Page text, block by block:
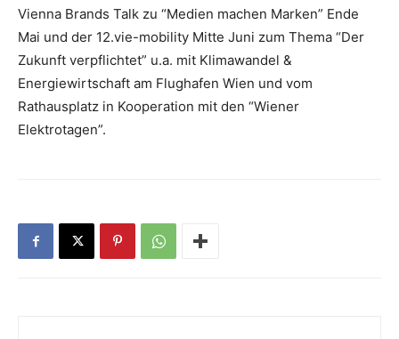
Vienna Brands Talk zu “Medien machen Marken” Ende
Mai und der 12.vie-mobility Mitte Juni zum Thema “Der
Zukunft verpflichtet” u.a. mit Klimawandel &
Energiewirtschaft am Flughafen Wien und vom
Rathausplatz in Kooperation mit den “Wiener
Elektrotagen”.